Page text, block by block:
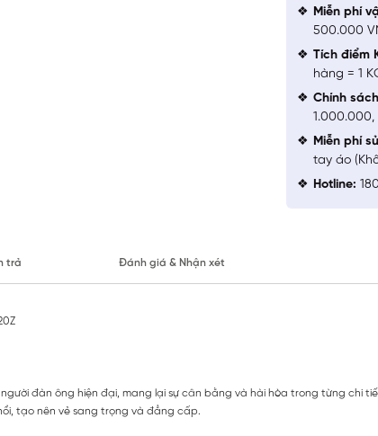
Miễn phí
500.000
Tích điểm
hàng = 1
Chính
Miễn phí
tay áo
Hotline:
trả Đánh giá & Nhận xét
đàn ông hiện đại, mang lại sự cân bằng và hài hòa trong từng chi
tạo nên vẻ sang trọng và đẳng cấp.